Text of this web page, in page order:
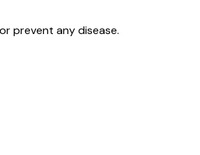
prevent any disease.